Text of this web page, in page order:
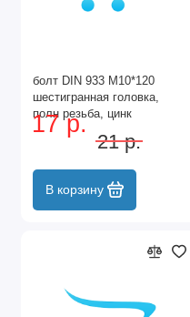
болт DIN 933 М10*120
шестигранная головка,
полн резьба, цинк
17 р.
21 р.
В корзину